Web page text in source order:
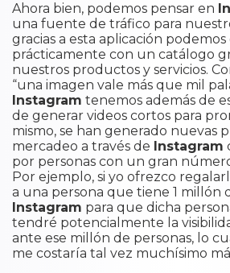
Ahora bien, podemos pensar en
una fuente de tráfico para
gracias a esta aplicación
prácticamente con un catálogo
nuestros productos y servicios.
“una imagen vale más que mil
Instagram tenemos además de
de generar videos cortos para
mismo, se han generado nuevas
mercadeo a través de Instagram
por personas con un gran
Por ejemplo, si yo ofrezco
a una persona que tiene 1 millón
Instagram para que dicha
tendré potencialmente la
ante ese millón de personas, lo
me costaría tal vez muchísimo